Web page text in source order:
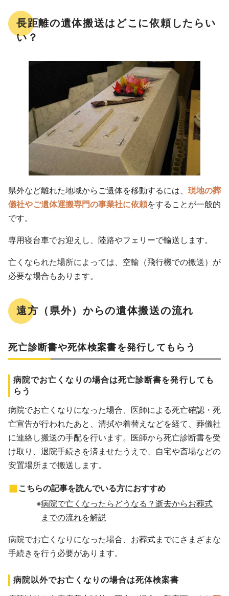
長距離の遺体搬送はどこに依頼したらい
い？
県外など離れた地域からご遺体を移動するには、 現地の葬
儀社やご遺体運搬専門の事業社に依頼をすることが一般的
です。
専用寝台車でお迎えし、陸路やフェリーで輸送します。
亡くなられた場所によっては、空輸（飛行機での搬送）が
必要な場合もあります。
遠方（県外）からの遺体搬送の流れ
死亡診断書や死体検案書を発行してもらう
病院でお亡くなりの場合は死亡診断書を発行しても
らう
病院でお亡くなりになった場合、医師による死亡確認・死
亡宣告が行われたあと、清拭や着替えなどを経て、葬儀社
に連絡し搬送の手配を行います。医師から死亡診断書を受
け取り、退院手続きを済ませたうえで、自宅や斎場などの
安置場所まで搬送します。
こちらの記事を読んでいる方におすすめ
病院で亡くなったらどうなる？逝去からお葬式
までの流れを解説
病院でお亡くなりになった場合、お葬式までにさまざまな
手続きを行う必要があります。
病院以外でお亡くなりの場合は死体検案書